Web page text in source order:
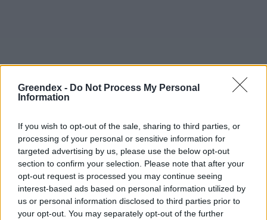
Greendex - Do Not Process My Personal
Information
If you wish to opt-out of the sale, sharing to third parties, or
processing of your personal or sensitive information for
targeted advertising by us, please use the below opt-out
section to confirm your selection. Please note that after your
opt-out request is processed you may continue seeing
interest-based ads based on personal information utilized by
us or personal information disclosed to third parties prior to
your opt-out. You may separately opt-out of the further
Holnapután